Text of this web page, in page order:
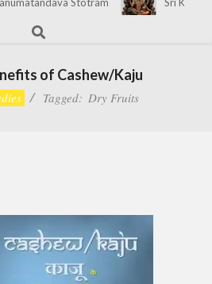
Search
of Cashew/Kaju
Tagged: Dry Fruits